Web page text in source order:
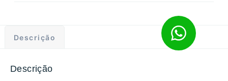
Descrição
Descrição